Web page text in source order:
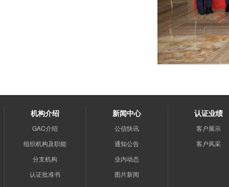
机构介绍
GAC介绍
组织机构及职能
分支机构
认证批准书
新闻中心
公信快讯
通知公告
业内动态
图片新闻
认证业绩
客户展示
客户风采